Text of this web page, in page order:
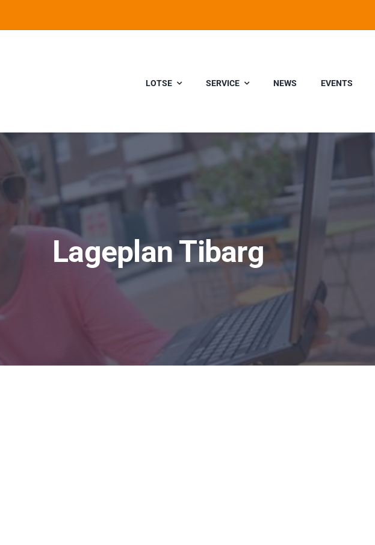
LOTSE SERVICE NEWS EVENTS
Lageplan Tibarg